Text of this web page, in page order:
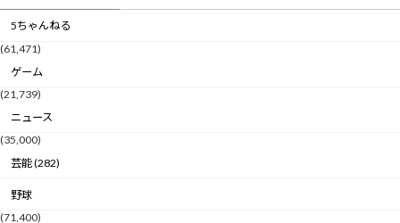
5ちゃんねる
(61,471)
ゲーム
(21,739)
ニュース
(35,000)
芸能 (282)
野球
(71,400)